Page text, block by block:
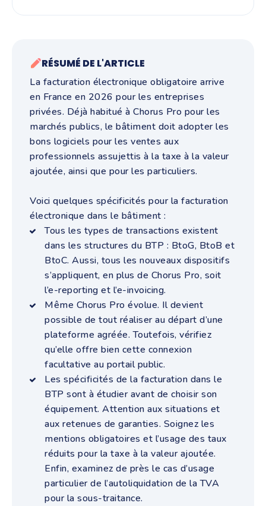
RÉSUMÉ DE L'ARTICLE
La facturation électronique obligatoire arrive
en France en 2026 pour les entreprises
privées. Déjà habitué à Chorus Pro pour les
marchés publics, le bâtiment doit adopter les
bons logiciels pour les ventes aux
professionnels assujettis à la taxe à la valeur
ajoutée, ainsi que pour les particuliers.
Voici quelques spécificités pour la facturation
électronique dans le bâtiment :
Tous les types de transactions existent
dans les structures du BTP : BtoG, BtoB et
BtoC. Aussi, tous les nouveaux dispositifs
s’appliquent, en plus de Chorus Pro, soit
l’e-reporting et l’e-invoicing.
Même Chorus Pro évolue. Il devient
possible de tout réaliser au départ d’une
plateforme agréée. Toutefois, vérifiez
qu’elle offre bien cette connexion
facultative au portail public.
Les spécificités de la facturation dans le
BTP sont à étudier avant de choisir son
équipement. Attention aux situations et
aux retenues de garanties. Soignez les
mentions obligatoires et l’usage des taux
réduits pour la taxe à la valeur ajoutée.
Enfin, examinez de près le cas d’usage
particulier de l’autoliquidation de la TVA
pour la sous-traitance.